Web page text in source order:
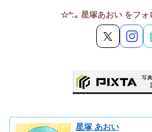
☆*:｡ 星塚あおい をフ
星塚 あおい